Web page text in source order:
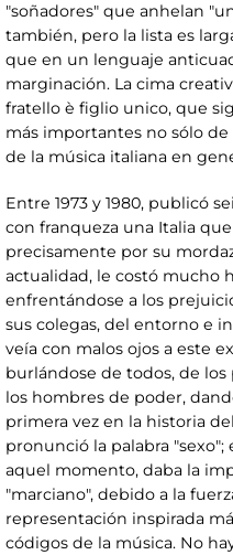
"soñadores" que anhelan
también, pero la lista es
que en un lenguaje
marginación. La cima
fratello è figlio unico, que
más importantes no sólo
de la música italiana en
Entre 1973 y 1980, publicó
con franqueza una Italia
precisamente por su
actualidad, le costó mucho
enfrentándose a los
sus colegas, del entorno e
veía con malos ojos a este
burlándose de todos, de los
los hombres de poder,
primera vez en la historia
pronunció la palabra
aquel momento, daba la
"marciano", debido a la
representación inspirada
códigos de la música. No